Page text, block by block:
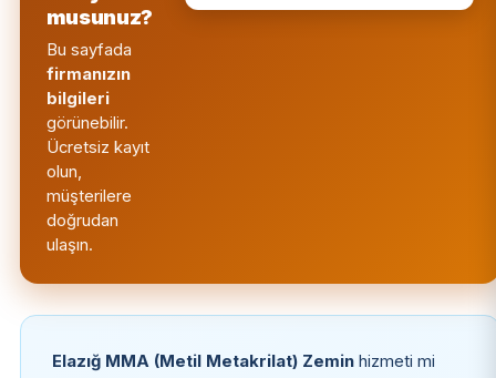
musunuz?
Bu sayfada
firmanızın
bilgileri
görünebilir.
Ücretsiz kayıt
olun,
müşterilere
doğrudan
ulaşın.
Elazığ MMA (Metil Metakrilat) Zeminhizmeti mi